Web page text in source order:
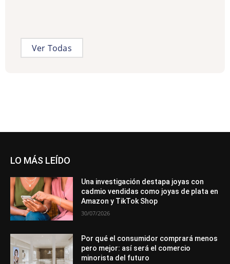
Ver Todas
LO MÁS LEÍDO
Una investigación destapa joyas con
cadmio vendidas como joyas de plata en
Amazon y TikTok Shop
30/07/2026
Por qué el consumidor comprará menos
pero mejor: así será el comercio
minorista del futuro